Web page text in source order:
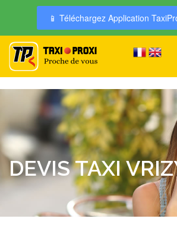
📱 Téléchargez Application
DEVIS TAXI